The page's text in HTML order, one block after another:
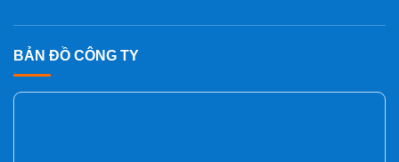
BẢN ĐỒ CÔNG TY